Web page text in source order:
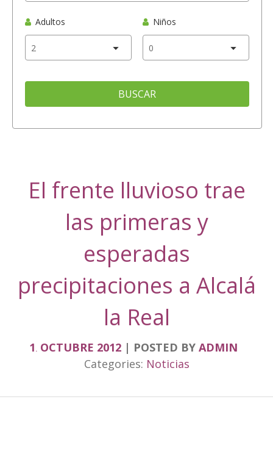
Adultos Niños
BUSCAR
El frente lluvioso trae
las primeras y
esperadas
precipitaciones a Alcalá
la Real
1 . OCTUBRE 2012 POSTED BY ADMIN
Categories: Noticias